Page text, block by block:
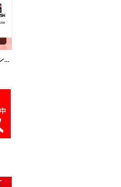
今月も楽天ポイントのキャンペーン開催中!